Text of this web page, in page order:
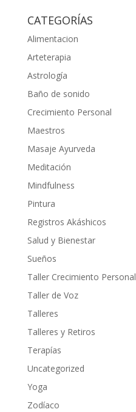
CATEGORÍAS
Alimentacion
Arteterapia
Astrología
Baño de sonido
Crecimiento Personal
Maestros
Masaje Ayurveda
Meditación
Mindfulness
Pintura
Registros Akáshicos
Salud y Bienestar
Sueños
Taller Crecimiento Personal
Taller de Voz
Talleres
Talleres y Retiros
Terapías
Uncategorized
Yoga
Zodíaco